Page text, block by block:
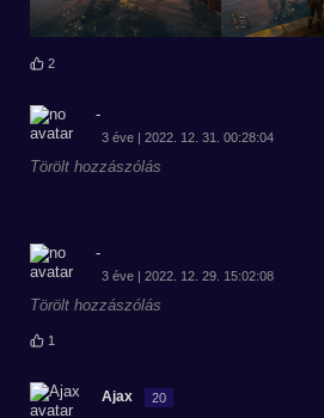
2
-
3 éve | 2022. 12. 31. 00:28:04
Törölt hozzászólás
-
3 éve | 2022. 12. 29. 15:02:08
Törölt hozzászólás
1
Ajax 20